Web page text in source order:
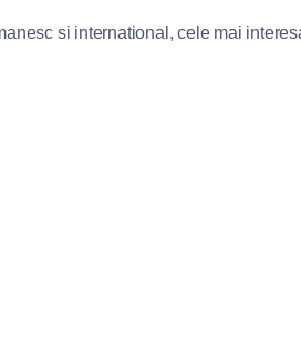
si international, cele mai